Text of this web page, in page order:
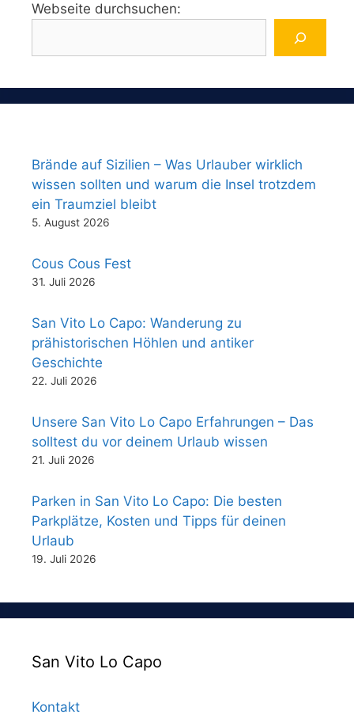
Webseite durchsuchen:
Brände auf Sizilien – Was Urlauber wirklich
wissen sollten und warum die Insel trotzdem
ein Traumziel bleibt
5. August 2026
Cous Cous Fest
31. Juli 2026
San Vito Lo Capo: Wanderung zu
prähistorischen Höhlen und antiker
Geschichte
22. Juli 2026
Unsere San Vito Lo Capo Erfahrungen – Das
solltest du vor deinem Urlaub wissen
21. Juli 2026
Parken in San Vito Lo Capo: Die besten
Parkplätze, Kosten und Tipps für deinen
Urlaub
19. Juli 2026
San Vito Lo Capo
Kontakt